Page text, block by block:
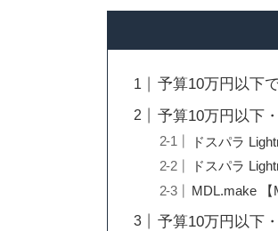
予算10万円以下
予算10万円以下
ドスパラ
ドスパラ
MDL.make 【
予算10万円以下